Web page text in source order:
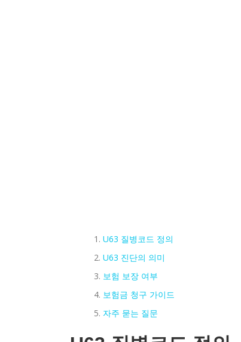
U63 질병코드 정의
U63 진단의 의미
보험 보장 여부
보험금 청구 가이드
자주 묻는 질문